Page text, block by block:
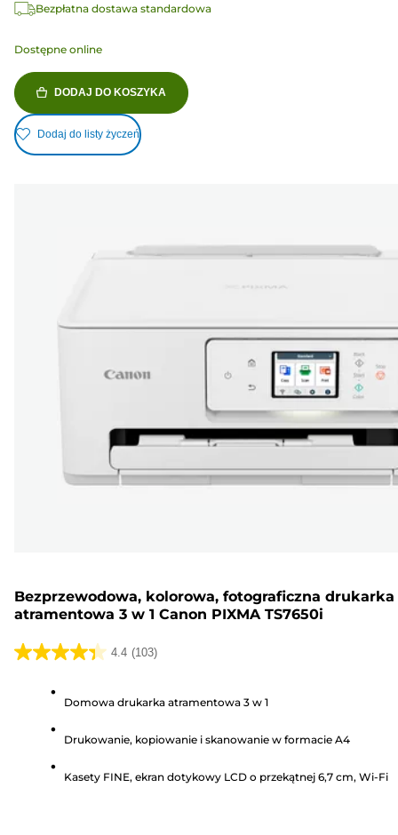
Bezpłatna dostawa standardowa
Dostępne online
DODAJ DO KOSZYKA
Dodaj do listy życzeń
Bezprzewodowa, kolorowa, fotograficzna drukarka
atramentowa 3 w 1 Canon PIXMA TS7650i
4.4 (103)
4.4
gwiazdek.
Recenzji
Domowa drukarka atramentowa 3 w 1
Drukowanie, kopiowanie i skanowanie w formacie A4
Kasety FINE, ekran dotykowy LCD o przekątnej 6,7 cm, Wi-Fi